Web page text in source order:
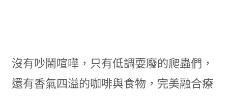
沒有吵鬧喧嘩，只有低調耍廢的爬蟲們，
還有香氣四溢的咖啡與食物，完美融合療